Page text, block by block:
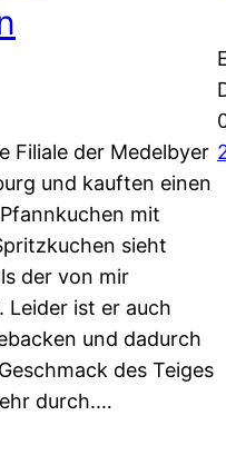
Filiale der Medelbyer
und kauften einen
mit
sieht
der von mir
Leider ist er auch
und dadurch
des Teiges
durch.…